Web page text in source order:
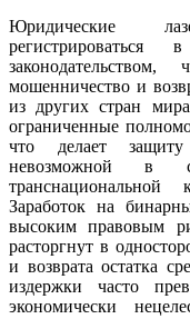
Юридические
мошенничество и
из других стран
ограниченные
что делает защиту
невозможной в
транснациональной
Заработок на
высоким правовым
расторгнут в
и возврата остатка
издержки часто
экономически